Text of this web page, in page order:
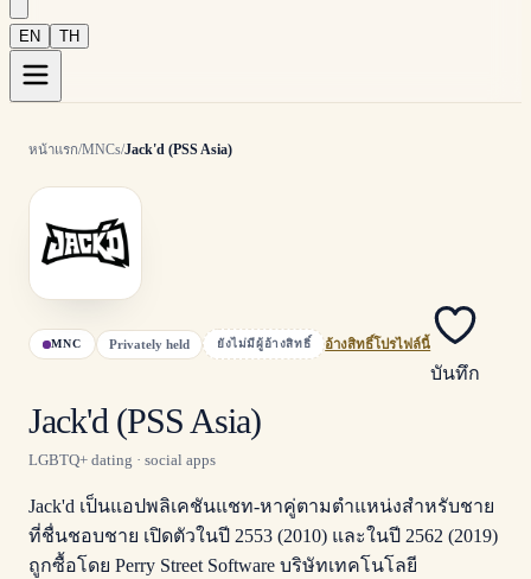
EN TH
หน้าแรก/MNCs/Jack'd (PSS Asia)
MNC Privately held ยังไม่มีผู้อ้างสิทธิ์ อ้างสิทธิ์โปรไฟล์นี้
บันทึก
Jack'd (PSS Asia)
LGBTQ+ dating · social apps
Jack'd เป็นแอปพลิเคชันแชท-หาคู่ตามตำแหน่งสำหรับชาย
ที่ชื่นชอบชาย เปิดตัวในปี 2553 (2010) และในปี 2562 (2019)
ถูกซื้อโดย Perry Street Software บริษัทเทคโนโลยี